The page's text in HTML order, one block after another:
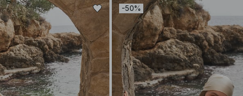
-50%